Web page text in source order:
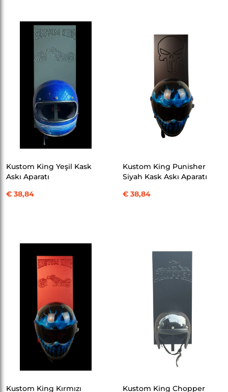
Kustom King Yeşil Kask
Askı Aparatı
€ 38,84
Kustom King Punisher
Siyah Kask Askı Aparatı
€ 38,84
Kustom King Kırmızı
Kustom King Chopper